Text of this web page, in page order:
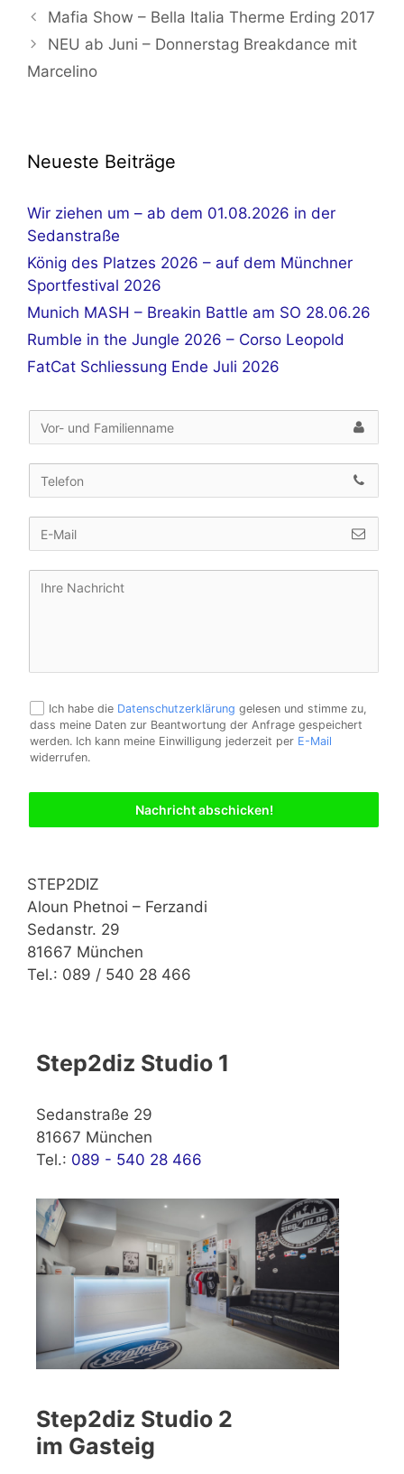
Mafia Show – Bella Italia Therme Erding 2017
NEU ab Juni – Donnerstag Breakdance mit
Marcelino
Neueste Beiträge
Wir ziehen um – ab dem 01.08.2026 in der
Sedanstraße
König des Platzes 2026 – auf dem Münchner
Sportfestival 2026
Munich MASH – Breakin Battle am SO 28.06.26
Rumble in the Jungle 2026 – Corso Leopold
FatCat Schliessung Ende Juli 2026
Ich habe die Datenschutzerklärung gelesen und stimme zu,
dass meine Daten zur Beantwortung der Anfrage gespeichert
werden. Ich kann meine Einwilligung jederzeit per E-Mail
widerrufen.
Nachricht abschicken!
STEP2DIZ
Aloun Phetnoi – Ferzandi
Sedanstr. 29
81667 München
Tel.: 089 / 540 28 466
Step2diz Studio 1
Sedanstraße 29
81667 München
Tel.: 089 - 540 28 466
Step2diz Studio 2
im Gasteig